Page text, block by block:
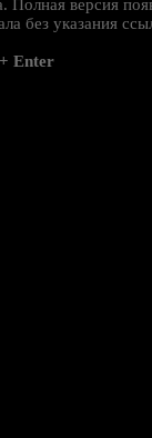
версия
без указания
Enter